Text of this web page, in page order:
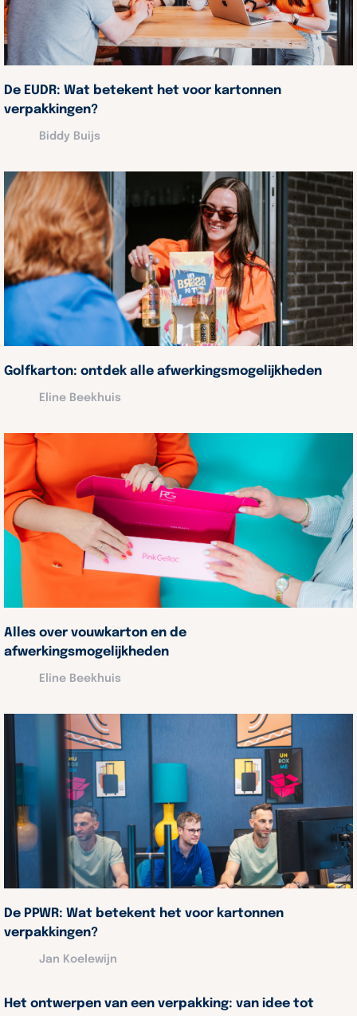
De EUDR: Wat betekent het voor kartonnen
verpakkingen?
Biddy Buijs
Golfkarton: ontdek alle afwerkingsmogelijkheden
Eline Beekhuis
Alles over vouwkarton en de
afwerkingsmogelijkheden
Eline Beekhuis
De PPWR: Wat betekent het voor kartonnen
verpakkingen?
Jan Koelewijn
Het ontwerpen van een verpakking: van idee tot